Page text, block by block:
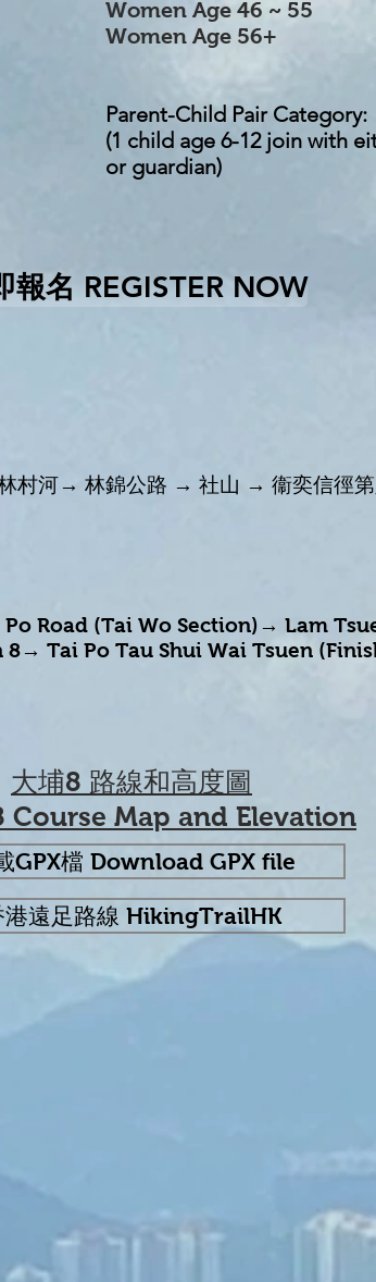
Women Age 46 ~ 55
Women Age 56+
Parent-Child Pair Category:
(1 child age 6-12 join with
or guardian)
報名 REGISTER NOW
村河→ 林錦公路 → 社山 → 衞奕信徑
Road (Tai Wo Section)→ Lam
Tai Po Tau Shui Wai Tsuen
大埔8 路線和高度圖
Course Map and Elevation
GPX檔 Download GPX file
港遠足路線 HikingTrailHK